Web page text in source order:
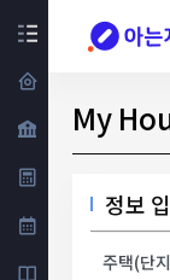
My
정보
주택(단